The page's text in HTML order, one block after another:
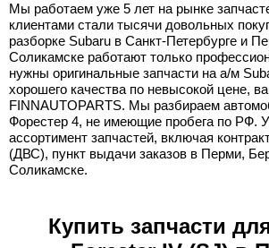
Мы работаем уже 5 лет на рынке
клиентами стали тысячи довольных
разборке Subaru в Санкт-Петербурге и
Соликамске работают только
нужны оригинальные запчасти на а/м
хорошего качества по невысокой цене,
FINNAUTOPARTS. Мы разбираем
Форестер 4, не имеющие пробега по РФ.
ассортимент запчастей, включая
(ДВС), пункт выдачи заказов в Перми,
Соликамске.
Купить запчасти